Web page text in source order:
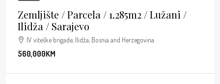
Zemljište / Parcela / 1.285m2 / Lužani /
Ilidža / Sarajevo
IV viteške brigade, Ilidža, Bosnia and Herzegovina
560,000KM